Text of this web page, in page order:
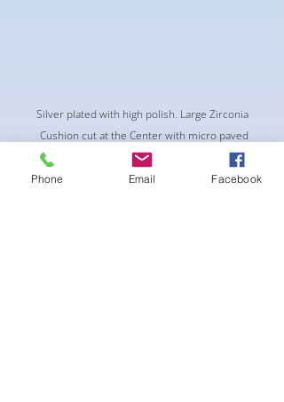
Silver plated with high polish. Large Zirconia
Cushion cut at the Center with micro paved
clear crystals
Phone Email Facebook